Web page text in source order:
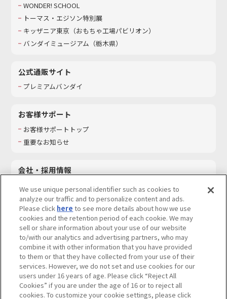
WONDER! SCHOOL
トーマス・エジソン特別展
キッザニア東京（おもちゃ工場パビリオン）​
バンダイミュージアム（栃木県）
公式通販サイト
プレミアムバンダイ
お客様サポート
お客様サポートトップ
重要なお知らせ
会社・採用情報
採用情報
サステナビリティ
お問い合わせ
ウェブサイトご利用条件 ソーシャルメディアポリシー
個人情報及び特定個人情報等の取り扱いに関する保護方針
We use unique personal identifier such as cookies to
analyze our traffic and to personalize content and ads.
Please click here to see more details about how we use
cookies and the retention period of each cookie. We may
sell or share information about your use of our website
to/with our analytics and advertising partners, who may
combine it with other information that you have provided
to them or that they have collected from your use of their
services. However, we do not set and use cookies for our
users under 16 years of age. Please click “Reject All
Cookies” if you are under the age of 16 or to reject all
cookies. To customize your cookie settings, please click